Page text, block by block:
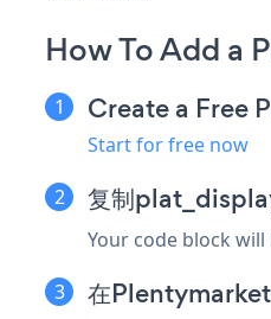
How To Add a
Create a Free
Start for free now
复制
Your code block
在